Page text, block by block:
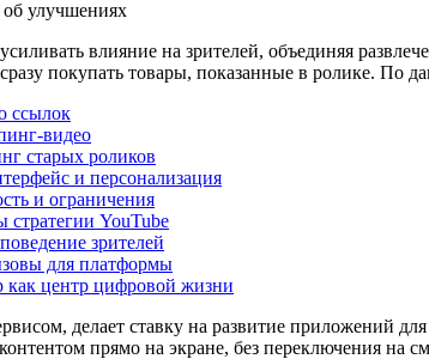
влияние на зрителей, объединяя
покупать товары, показанные в ролике.
ссылок
видео
старых роликов
и персонализация
и ограничения
стратегии YouTube
зрителей
для платформы
как центр цифровой жизни
делает ставку на развитие приложений
прямо на экране, без переключения на